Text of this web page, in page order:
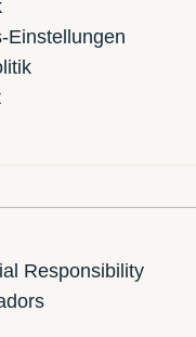
Einstellungen
Responsibility